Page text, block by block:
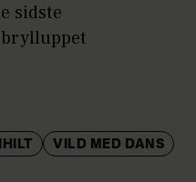
sidste
VILD MED DANS